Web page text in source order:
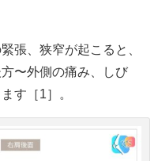
張、狭窄が起こると、
〜外側の痛み、しび
す［1］。